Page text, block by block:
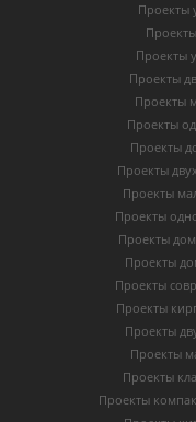
Проекты
Проекты
Проекты
Проекты
Проекты
Проекты
Проекты
Проекты
Проекты
Проекты
Проекты
Проекты
Проекты
Проекты
Проекты
Проекты
Проекты